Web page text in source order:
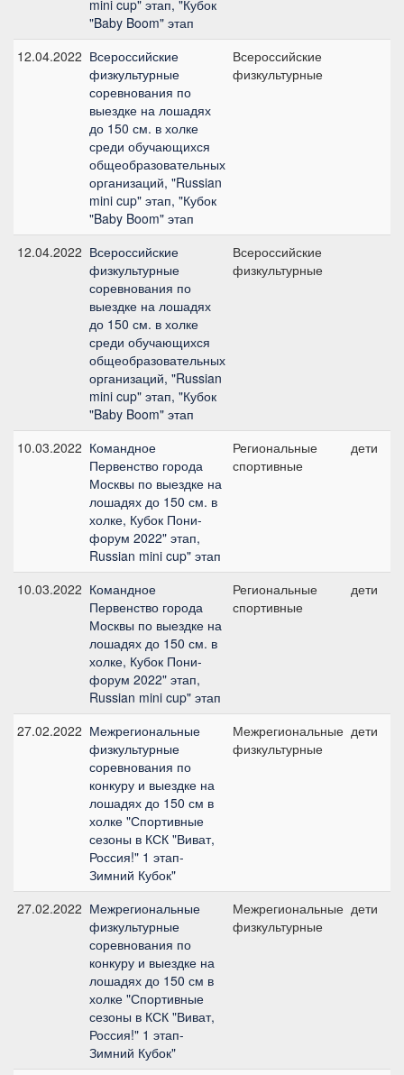
mini cup" этап, "Кубок
"Baby Boom" этап
12.04.2022 Всероссийские
физкультурные
соревнования по
выездке на лошадях
до 150 см. в холке
среди обучающихся
общеобразовательных
организаций, "Russian
mini cup" этап, "Кубок
"Baby Boom" этап
Всероссийские
физкультурные
12.04.2022 Всероссийские
физкультурные
соревнования по
выездке на лошадях
до 150 см. в холке
среди обучающихся
общеобразовательных
организаций, "Russian
mini cup" этап, "Кубок
"Baby Boom" этап
Всероссийские
физкультурные
10.03.2022 Командное
Первенство города
Москвы по выездке на
лошадях до 150 см. в
холке, Кубок Пони-
форум 2022" этап,
Russian mini cup" этап
Региональные
спортивные
дети
10.03.2022 Командное
Первенство города
Москвы по выездке на
лошадях до 150 см. в
холке, Кубок Пони-
форум 2022" этап,
Russian mini cup" этап
Региональные
спортивные
дети
27.02.2022 Межрегиональные
физкультурные
соревнования по
конкуру и выездке на
лошадях до 150 см в
холке "Спортивные
сезоны в КСК "Виват,
Россия!" 1 этап-
Зимний Кубок"
Межрегиональные
физкультурные
дети
27.02.2022 Межрегиональные
физкультурные
соревнования по
конкуру и выездке на
лошадях до 150 см в
холке "Спортивные
сезоны в КСК "Виват,
Россия!" 1 этап-
Зимний Кубок"
Межрегиональные
физкультурные
дети